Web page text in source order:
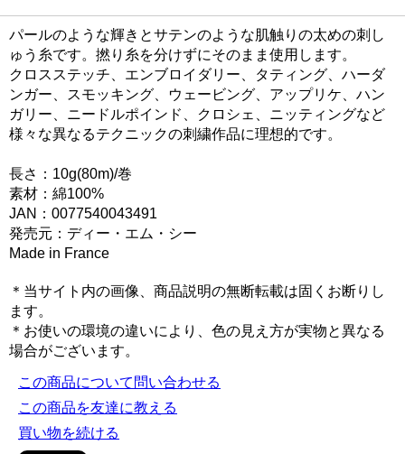
パールのような輝きとサテンのような肌触りの太めの刺し
ゅう糸です。撚り糸を分けずにそのまま使用します。
クロスステッチ、エンブロイダリー、タティング、ハーダ
ンガー、スモッキング、ウェービング、アップリケ、ハン
ガリー、ニードルポインド、クロシェ、ニッティングなど
様々な異なるテクニックの刺繍作品に理想的です。
長さ：10g(80m)/巻
素材：綿100%
JAN：0077540043491
発売元：ディー・エム・シー
Made in France
＊当サイト内の画像、商品説明の無断転載は固くお断りし
ます。
＊お使いの環境の違いにより、色の見え方が実物と異なる
場合がございます。
この商品について問い合わせる
この商品を友達に教える
買い物を続ける